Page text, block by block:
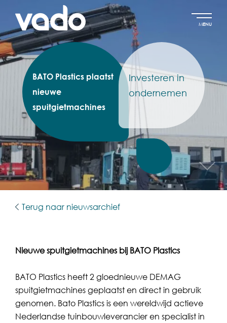
MENU
BATO Plastics plaatst
nieuwe
spuitgietmachines
Investeren in
ondernemen
Terug naar nieuwsarchief
Nieuwe spuitgietmachines bij BATO Plastics
BATO Plastics heeft 2 gloednieuwe DEMAG
spuitgietmachines geplaatst en direct in gebruik
genomen. Bato Plastics is een wereldwijd actieve
Nederlandse tuinbouwleverancier en specialist in